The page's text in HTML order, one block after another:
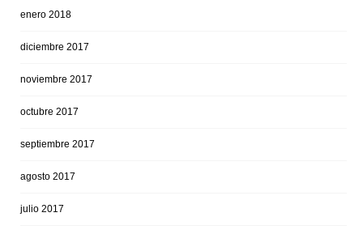
enero 2018
diciembre 2017
noviembre 2017
octubre 2017
septiembre 2017
agosto 2017
julio 2017